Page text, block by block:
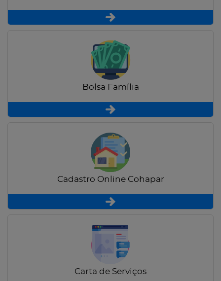
Bolsa Família
Cadastro Online Cohapar
Carta de Serviços